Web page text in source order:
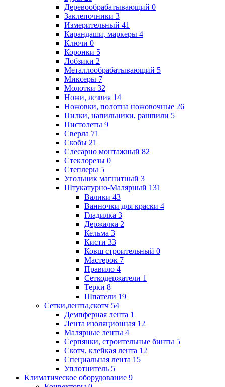
Деревообрабатывающий 0
Заклепочники 3
Измерительный 41
Карандаши, маркеры 4
Ключи 0
Коронки 5
Лобзики 2
Металлообрабатывающий 5
Миксеры 7
Молотки 32
Ножи, лезвия 14
Ножовки, полотна ножовочные 26
Пилки, напильники, рашпили 5
Пистолеты 9
Сверла 71
Скобы 21
Слесарно монтажный 82
Стеклорезы 0
Степлеры 5
Угольник магнитный 3
Штукатурно-Малярный 131
Валики 43
Ванночки для краски 4
Гладилка 3
Держалка 2
Кельма 3
Кисти 33
Ковш строительный 0
Мастерок 7
Правило 4
Сеткодержатели 1
Терки 8
Шпатели 19
Сетки,ленты,скотч 54
Демпферная лента 1
Лента изоляционная 12
Малярные ленты 4
Серпянки, строительные бинты 5
Скотч, клейкая лента 12
Специальная лента 15
Уплотнитель 5
Климатическое оборудование 9